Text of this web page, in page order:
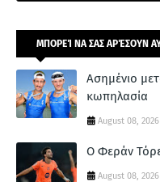
ΜΠΟΡΕΊ ΝΑ ΣΑΣ ΑΡΈΣΟΥΝ
Ασημένιο
κωπηλασία
August 08, 2026
Ο Φεράν
August 08, 2026